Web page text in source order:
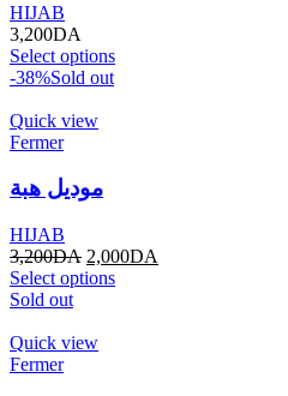
HIJAB
3,200DA
Select options
-38%Sold out
Quick view
Fermer
موديل هبة
HIJAB
3,200DA 2,000DA
Select options
Sold out
Quick view
Fermer